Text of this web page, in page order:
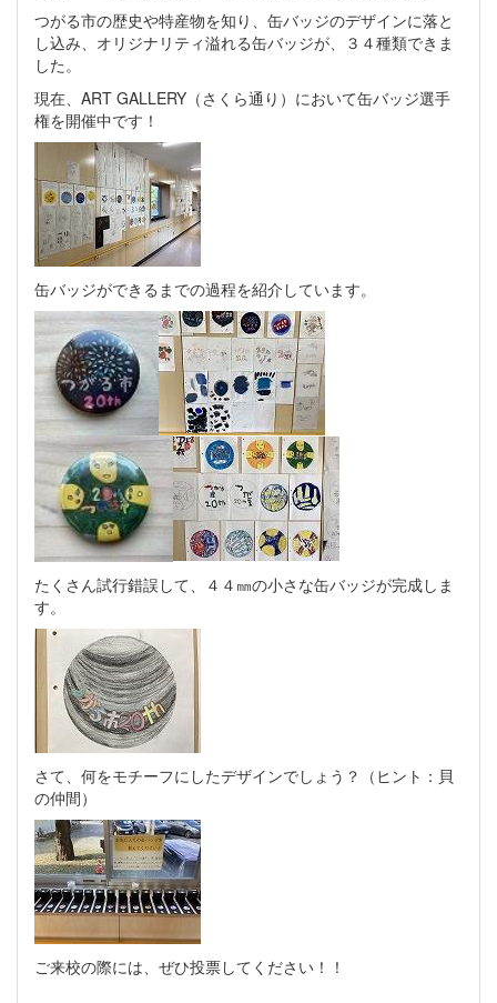
つがる市の歴史や特産物を知り、缶バッジのデザインに落と
し込み、オリジナリティ溢れる缶バッジが、３４種類できま
した。
現在、ART GALLERY（さくら通り）において缶バッジ選手
権を開催中です！
缶バッジができるまでの過程を紹介しています。
たくさん試行錯誤して、４４㎜の小さな缶バッジが完成しま
す。
さて、何をモチーフにしたデザインでしょう？（ヒント：貝
の仲間）
ご来校の際には、ぜひ投票してください！！